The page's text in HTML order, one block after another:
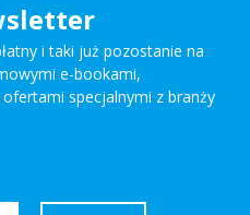
i taki już pozostanie na
e-bookami,
specjalnymi z branży